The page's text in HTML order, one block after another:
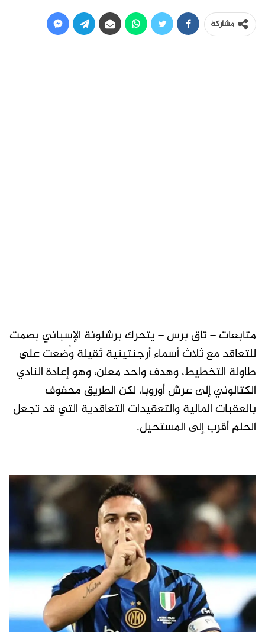
مشاركة
متابعات – تاق برس – يتحرك برشلونة الإسباني بصمت
للتعاقد مع ثلاث أسماء أرجنتينية ثقيلة وُضعت على
طاولة التخطيط، وهدف واحد معلن، وهو إعادة النادي
الكتالوني إلى عرش أوروبا، لكن الطريق محفوف
بالعقبات المالية والتعقيدات التعاقدية التي قد تجعل
الحلم أقرب إلى المستحيل.